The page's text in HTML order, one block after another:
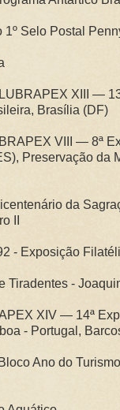
1º Selo Postal
XIII —
Brasília (DF)
VIII — 8ª
Preservação da
da
II
- Exposição
Tiradentes -
XIV — 14ª
- Portugal,
Ano do